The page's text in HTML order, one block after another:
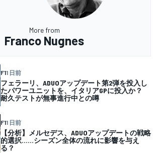
More from
Franco Nugnes
F11 日前
フェラーリ、ADUOアップデート第2弾を投入し
たパワーユニットを、イタリアGPに投入か？
耐久テストが無事進行中との噂
F11 日前
【分析】メルセデス、ADUOアップデートの戦略
的選択……シーズン全体の流れに影響を与え
る？